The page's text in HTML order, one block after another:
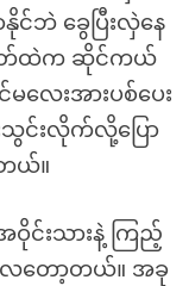
ဘဲ ခွေပြီးလှဲနေ
တ်ထဲက ဆိုင်ကယ်
လေးအားပစ်ပေး
င်းလိုက်လို့ပြော
ယ်။
င်းသားနဲ့ ကြည့်
လေတော့တယ်။ အခု